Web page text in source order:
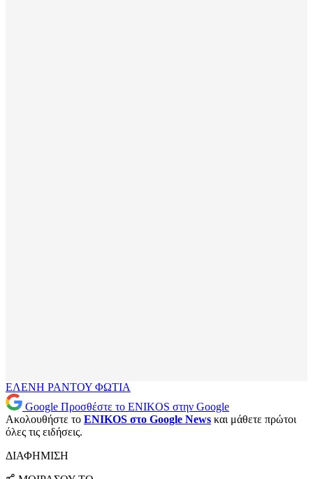
ΕΛΕΝΗ ΡΑΝΤΟΥ ΦΩΤΙΑ
Google Προσθέστε το ENIKOS στην Google
Ακολουθήστε το ENIKOS στο Google News και μάθετε πρώτοι
όλες τις ειδήσεις.
ΔΙΑΦΗΜΙΣΗ